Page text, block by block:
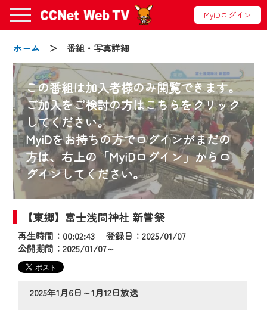
MyiDログイン
ホーム ＞ 番組・写真詳細
この番組は加入者様のみ閲覧できます。
ご加入をご検討の方はこちらをクリック
してください。
MyiDをお持ちの方でログインがまだの
方は、右上の「MyiDログイン」からロ
グインしてください。
【東郷】富士浅間神社 新嘗祭
再生時間：00:02:43 登録日：2025/01/07
公開期間：2025/01/07～
2025年1月6日～1月12日放送
お知らせ
2024/09/02
動画配信サービス『CCNet Web TV』は2024
年9月24日からリニューアルします！
【変更点】
◆デザイン変更により、お住まいの地域
の動画コンテンツが一目瞭然。
◆当社アプリやＰＣブラウザから、いつ
でも・どこでも・外出先でも！